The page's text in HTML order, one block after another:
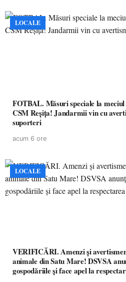
LOCALE
FOTBAL. Măsuri speciale la
CSM Reșița! Jandarmii vin cu
suporteri
acum 6 ore
LOCALE
VERIFICĂRI. Amenzi și
animale din Satu Mare! DSVSA
gospodăriile și face apel la